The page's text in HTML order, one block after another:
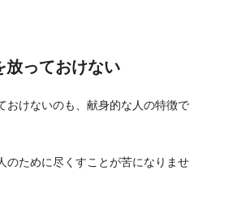
放っておけない
おけないのも、献身的な人の特徴で
のために尽くすことが苦になりませ